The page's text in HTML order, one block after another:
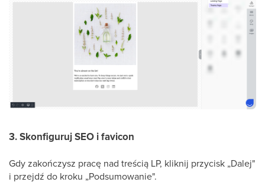
3. Skonfiguruj SEO i favicon
Gdy zakończysz pracę nad treścią LP, kliknij przycisk „Dalej"
i przejdź do kroku „Podsumowanie".